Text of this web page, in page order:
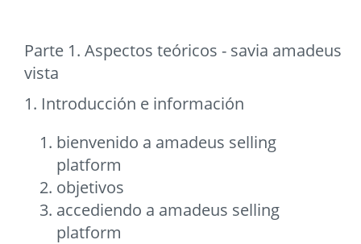
Parte 1. Aspectos teóricos - savia amadeus
vista
1. Introducción e información
bienvenido a amadeus selling
platform
objetivos
accediendo a amadeus selling
platform